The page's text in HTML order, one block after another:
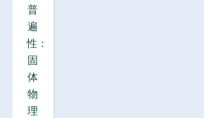
普
遍
性：
固
体
物
理